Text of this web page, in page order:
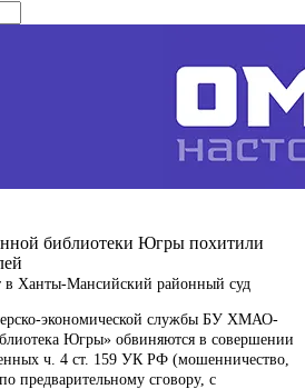
библиотеки Югры похитили
в Ханты-Мансийский районный суд
экономической службы БУ ХМАО-
Югры» обвиняются в совершении
ч. 4 ст. 159 УК РФ (мошенничество,
предварительному сговору, с